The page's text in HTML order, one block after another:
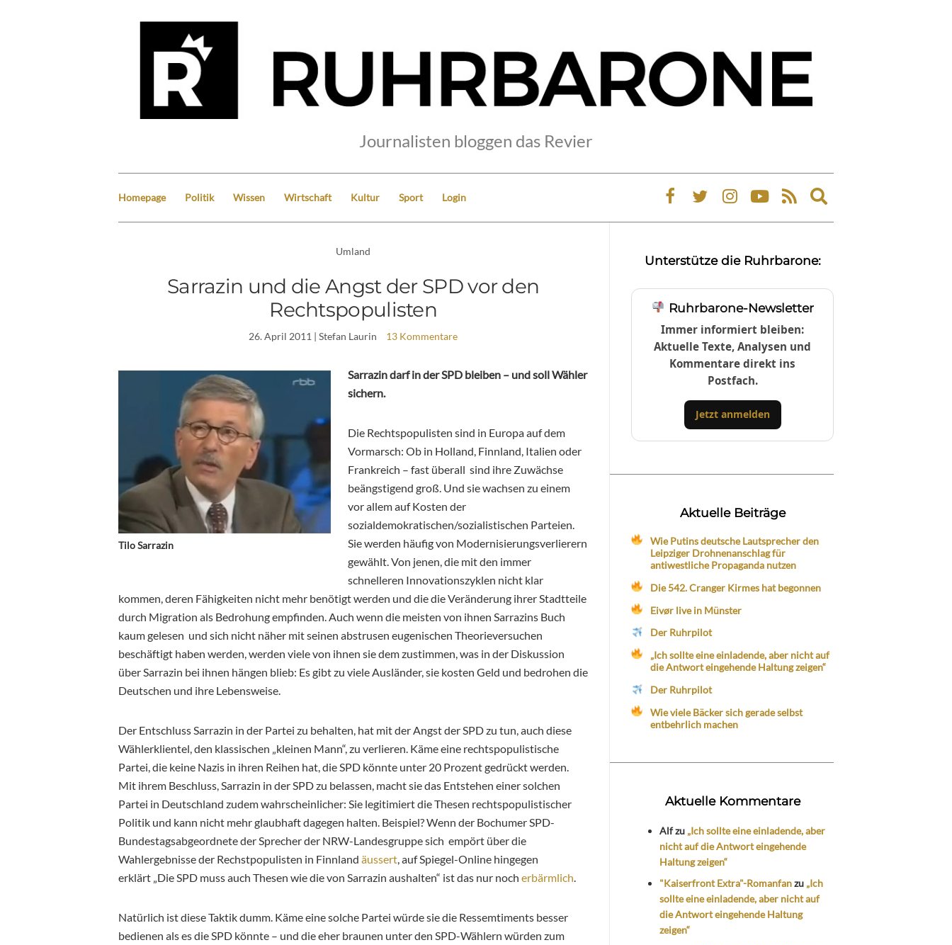
Journalisten bloggen das Revier
Homepage Politik Wissen Wirtschaft Kultur Sport Login
Expand
search
Umland
Sarrazin und die Angst der SPD vor den
Rechtspopulisten
26. April 2011 | Stefan Laurin 13 Kommentare
Tilo Sarrazin
Sarrazin darf in der SPD bleiben – und soll Wähler
sichern.
Die Rechtspopulisten sind in Europa auf dem
Vormarsch: Ob in Holland, Finnland, Italien oder
Frankreich – fast überall sind ihre Zuwächse
beängstigend groß. Und sie wachsen zu einem
vor allem auf Kosten der
sozialdemokratischen/sozialistischen Parteien.
Sie werden häufig von Modernisierungsverlierern
gewählt. Von jenen, die mit den immer
schnelleren Innovationszyklen nicht klar
kommen, deren Fähigkeiten nicht mehr benötigt werden und die die Veränderung ihrer Stadtteile
durch Migration als Bedrohung empfinden. Auch wenn die meisten von ihnen Sarrazins Buch
kaum gelesen und sich nicht näher mit seinen abstrusen eugenischen Theorieversuchen
beschäftigt haben werden, werden viele von ihnen sie dem zustimmen, was in der Diskussion
über Sarrazin bei ihnen hängen blieb: Es gibt zu viele Ausländer, sie kosten Geld und bedrohen die
Deutschen und ihre Lebensweise.
Der Entschluss Sarrazin in der Partei zu behalten, hat mit der Angst der SPD zu tun, auch diese
Wählerklientel, den klassischen „kleinen Mann“, zu verlieren. Käme eine rechtspopulistische
Partei, die keine Nazis in ihren Reihen hat, die SPD könnte unter 20 Prozent gedrückt werden.
Mit ihrem Beschluss, Sarrazin in der SPD zu belassen, macht sie das Entstehen einer solchen
Partei in Deutschland zudem wahrscheinlicher: Sie legitimiert die Thesen rechtspopulistischer
Politik und kann nicht mehr glaubhaft dagegen halten. Beispiel? Wenn der Bochumer SPD-
Bundestagsabgeordnete der Sprecher der NRW-Landesgruppe sich empört über die
Wahlergebnisse der Rechstpopulisten in Finnland äussert , auf Spiegel-Online hingegen
erklärt „Die SPD muss auch Thesen wie die von Sarrazin aushalten“ ist das nur noch erbärmlich
Natürlich ist diese Taktik dumm. Käme eine solche Partei würde sie die Ressemtiments besser
bedienen als es die SPD könnte – und die eher braunen unter den SPD-Wählern würden zum
Unterstütze die Ruhrbarone:
Ruhrbarone-Newsletter
Immer informiert bleiben:
Aktuelle Texte, Analysen und
Kommentare direkt ins
Postfach.
Jetzt anmelden
Aktuelle Beiträge
Wie Putins deutsche Lautsprecher den
Leipziger Drohnenanschlag für
antiwestliche Propaganda nutzen
Die 542. Cranger Kirmes hat begonnen
Eivør live in Münster
Der Ruhrpilot
„Ich sollte eine einladende, aber nicht auf
die Antwort eingehende Haltung zeigen“
Der Ruhrpilot
Wie viele Bäcker sich gerade selbst
entbehrlich machen
Aktuelle Kommentare
Alfzu „Ich sollte eine einladende, aber
nicht auf die Antwort eingehende
Haltung zeigen“
"Kaiserfront Extra"-Romanfanzu „Ich
sollte eine einladende, aber nicht auf
die Antwort eingehende Haltung
zeigen“